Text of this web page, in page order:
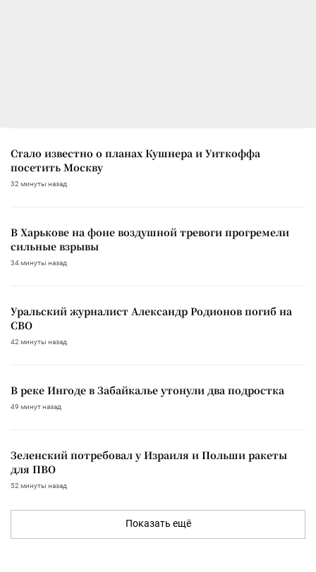
Стало известно о планах Кушнера и Уиткоффа
посетить Москву
32 минуты назад
В Харькове на фоне воздушной тревоги прогремели
сильные взрывы
34 минуты назад
Уральский журналист Александр Родионов погиб на
СВО
42 минуты назад
В реке Ингоде в Забайкалье утонули два подростка
49 минут назад
Зеленский потребовал у Израиля и Польши ракеты
для ПВО
52 минуты назад
Показать ещё